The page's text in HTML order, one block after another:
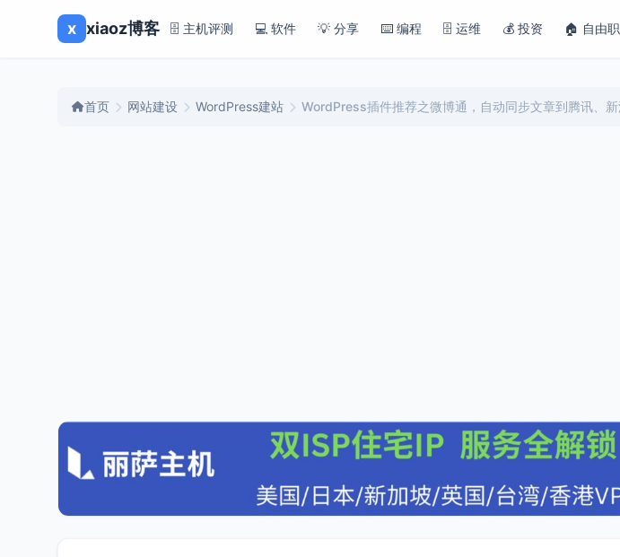
x xiaoz博客 🗄️ 主机评测 💻 软件 💡 分享 ⌨️ 编程 🗄️ 运维 💰 投资 🏠 自由
首页 网站建设 WordPress建站 WordPress插件推荐之微博通，自动同步文章到腾讯、